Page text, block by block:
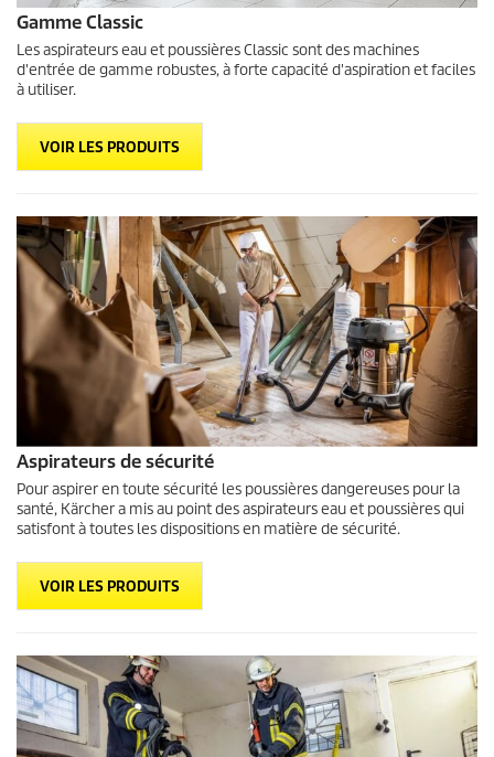
Gamme Classic
Les aspirateurs eau et poussières Classic sont des machines
d'entrée de gamme robustes, à forte capacité d'aspiration et faciles
à utiliser.
VOIR LES PRODUITS
Aspirateurs de sécurité
Pour aspirer en toute sécurité les poussières dangereuses pour la
santé, Kärcher a mis au point des aspirateurs eau et poussières qui
satisfont à toutes les dispositions en matière de sécurité.
VOIR LES PRODUITS